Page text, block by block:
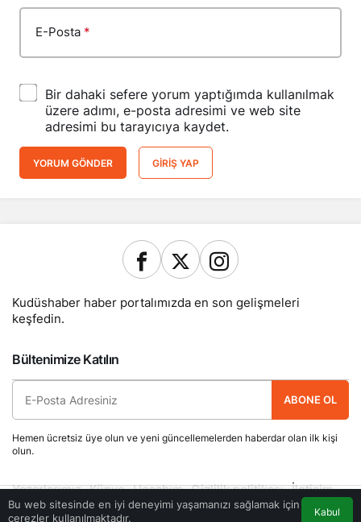
E-Posta *
Bir dahaki sefere yorum yaptığımda kullanılmak
üzere adımı, e-posta adresimi ve web site
adresimi bu tarayıcıya kaydet.
YORUM GÖNDER GIRIŞ YAP
Bu web sitesinde en iyi deneyimi yaşamanızı sağlamak için
çerezler kullanılmaktadır.
Kabul
Kudüshaber haber portalımızda en son gelişmeleri
keşfedin.
Bültenimize Katılın
ABONE OL
Hemen ücretsiz üye olun ve yeni güncellemelerden haberdar olan ilk kişi
olun.
Yazarlarımız Künye Hesabım Gizlilik politikası İletişim
© Telif Hakkı 2026, Tüm Hakları Saklıdır
Akış Trafik